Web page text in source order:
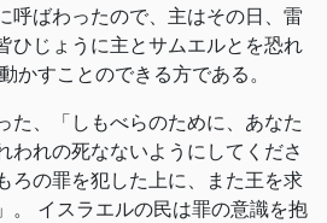
呼ばわったので、主はその日、雷
ひじょうに主とサムエルとを恐れ
かすことのできる方である。
た、「しもべらのために、あなた
われの死なないようにしてくださ
ろの罪を犯した上に、また王を求
。 イスラエルの民は罪の意識を抱